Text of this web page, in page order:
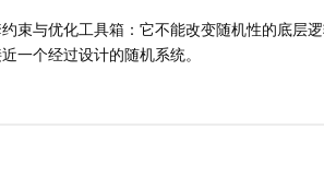
束与优化工具箱：它不能改变随机性的底层
一个经过设计的随机系统。